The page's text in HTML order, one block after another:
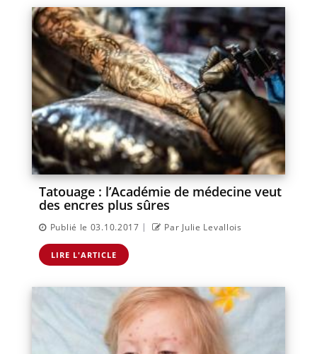
Tatouage : l’Académie de médecine veut
des encres plus sûres
Publié le 03.10.2017 | Par Julie Levallois
LIRE L'ARTICLE